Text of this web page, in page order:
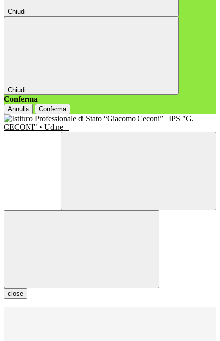
Chiudi
Chiudi
Conferma
Annulla Conferma
IPS "G.
CECONI" • Udine
close